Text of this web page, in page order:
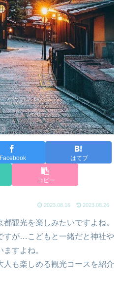
Facebook はてブ
コピー
2023.08.16 2023.08.26
観光を楽しみたいですよね。
すが…こどもと一緒だと神社や
すよね。
人も楽しめる観光コースを紹介